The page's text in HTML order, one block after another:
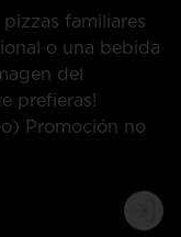
familiares
o una bebida
del
prefieras!
Promoción no